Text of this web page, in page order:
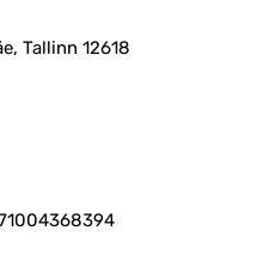
Tallinn 12618